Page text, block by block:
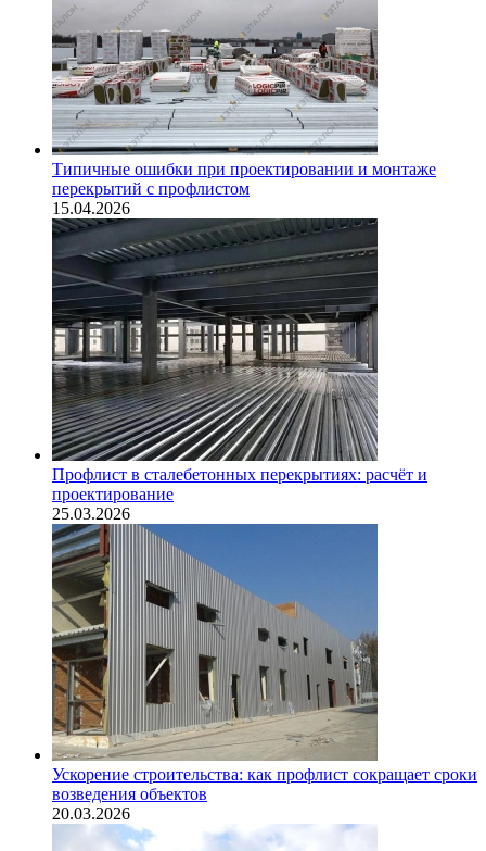
Типичные ошибки при проектировании и монтаже
перекрытий с профлистом
15.04.2026
Профлист в сталебетонных перекрытиях: расчёт и
проектирование
25.03.2026
Ускорение строительства: как профлист сокращает сроки
возведения объектов
20.03.2026